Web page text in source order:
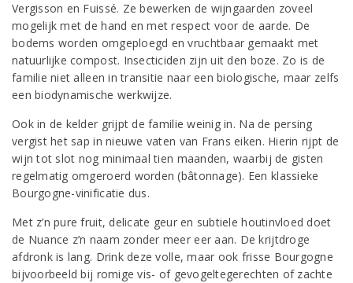
Vergisson en Fuissé. Ze bewerken de wijngaarden zoveel
mogelijk met de hand en met respect voor de aarde. De
bodems worden omgeploegd en vruchtbaar gemaakt met
natuurlijke compost. Insecticiden zijn uit den boze. Zo is de
familie niet alleen in transitie naar een biologische, maar zelfs
een biodynamische werkwijze.
Ook in de kelder grijpt de familie weinig in. Na de persing
vergist het sap in nieuwe vaten van Frans eiken. Hierin rijpt de
wijn tot slot nog minimaal tien maanden, waarbij de gisten
regelmatig omgeroerd worden (bâtonnage). Een klassieke
Bourgogne-vinificatie dus.
Met z’n pure fruit, delicate geur en subtiele houtinvloed doet
de Nuance z’n naam zonder meer eer aan. De krijtdroge
afdronk is lang. Drink deze volle, maar ook frisse Bourgogne
bijvoorbeeld bij romige vis- of gevogeltegerechten of zachte